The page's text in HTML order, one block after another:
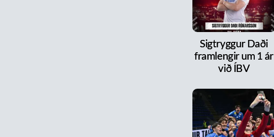
Sigtryggur Daði
framlengir um 1 ár
við ÍBV